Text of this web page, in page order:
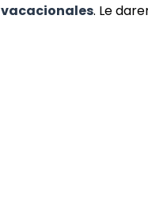
vacacionales. Le